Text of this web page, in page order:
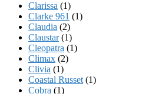
Clarissa (1)
Clarke 961 (1)
Claudia (2)
Claustar(1)
Cleopatra (1)
Climax (2)
Clivia (1)
Coastal Russet (1)
Cobra (1)